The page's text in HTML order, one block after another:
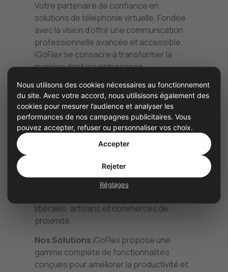
Votre partenaire de confiance en
solutions de téléphonie virtuelle. Fondée
avec la vision d’offrir une communication
professionnelle avancée et accessible,
iGoFlex se consacre à transformer la
manière dont les entreprises
collaborateurs.
Notre Mission Chez iGoFlex, nous
croyons que chaque entreprise, quelle
que soit sa taille, mérite une
communication fluide et efficace. Notre
téléphonie virtuelle innovantes, faciles à
utiliser et adaptées aux besoins
libérales, artisans et commerces de
proximité.
Nos Solutions iGoFlex propose une
gamme complète de fonctionnalités
conçues pour améliorer la productivité et
Nous utilisons des cookies nécessaires au fonctionnement
du site. Avec votre accord, nous utilisisons également des
cookies pour mesurer l’audience et analyser les
performances de nos campagnes publicitaires. Vous
pouvez accepter, refuser ou personnaliser vos choix.
Accepter
Rejeter
Réglages